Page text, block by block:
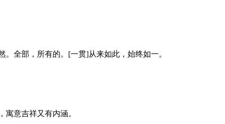
。全部，所有的。[一贯]从来如此，始终如一。
寓意吉祥又有内涵。